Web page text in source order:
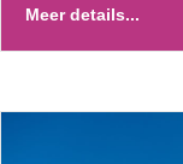
Meer details...